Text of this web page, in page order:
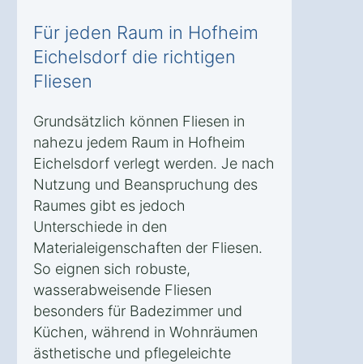
Für jeden Raum in Hofheim
Eichelsdorf die richtigen
Fliesen
Grundsätzlich können Fliesen in
nahezu jedem Raum in Hofheim
Eichelsdorf verlegt werden. Je nach
Nutzung und Beanspruchung des
Raumes gibt es jedoch
Unterschiede in den
Materialeigenschaften der Fliesen.
So eignen sich robuste,
wasserabweisende Fliesen
besonders für Badezimmer und
Küchen, während in Wohnräumen
ästhetische und pflegeleichte